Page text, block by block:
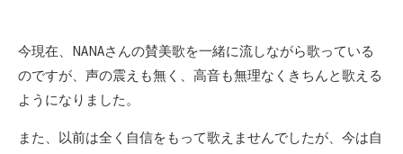
今現在、NANAさんの賛美歌を一緒に流しながら歌っている
のですが、声の震えも無く、高音も無理なくきちんと歌える
ようになりました。
また、以前は全く自信をもって歌えませんでしたが、今は自